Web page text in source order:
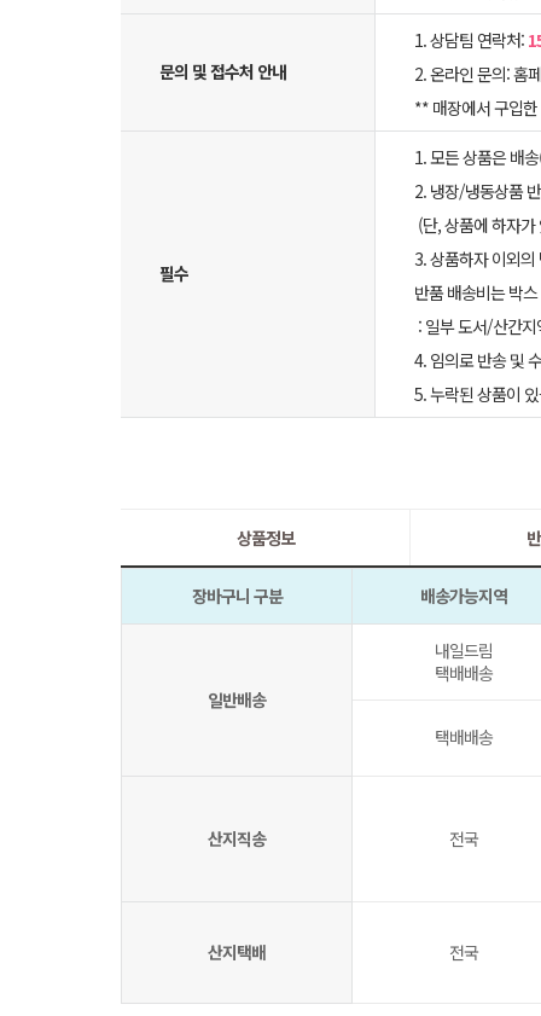
문의 및 접수처 안내
1. 상담팀 연락처:
2. 온라인 문의: 홈
** 매장에서 구입
필수
1. 모든 상품은 배
2. 냉장/냉동상품
(단, 상품에 하자
3. 상품하자 이외
반품 배송비는 박
: 일부 도서/산간
4. 임의로 반송 및
5. 누락된 상품이
상품정보
장바구니 구분 배송가능지역
일반배송
내일드림
택배배송
택배배송
산지직송 전국
산지택배 전국